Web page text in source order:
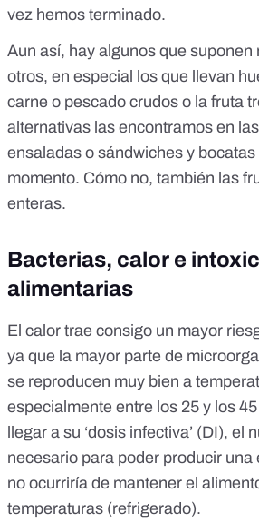
vez hemos terminado.
Aun así, hay algunos que suponen
otros, en especial los que llevan
carne o pescado crudos o la fruta
alternativas las encontramos en
ensaladas o sándwiches y bocatas
momento. Cómo no, también las
enteras.
Bacterias, calor e
alimentarias
El calor trae consigo un mayor
ya que la mayor parte de
se reproducen muy bien a
especialmente entre los 25 y los 45
llegar a su ‘dosis infectiva’ (DI), el
necesario para poder producir una
no ocurriría de mantener el
temperaturas (refrigerado).